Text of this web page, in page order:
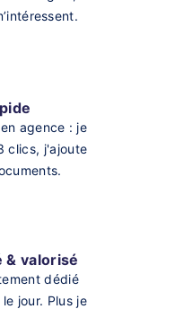
agence : je
clics, j'ajoute
& valorisé
dédié
jour. Plus je